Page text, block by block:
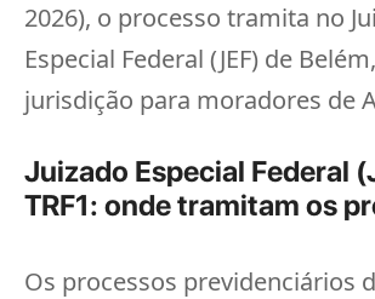
2026), o processo tramita no
Especial Federal (JEF) de
jurisdição para moradores de
Juizado Especial Federal
TRF1: onde tramitam os
Os processos previdenciários